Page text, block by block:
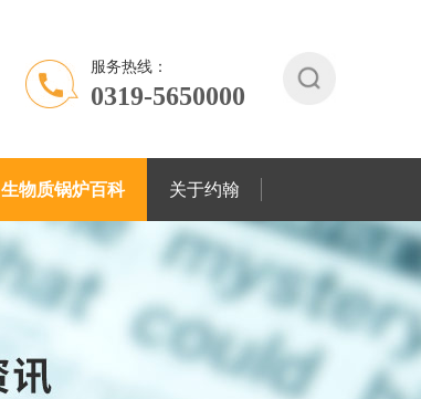
服务热线：
0319-5650000
生物质锅炉百科 关于约翰